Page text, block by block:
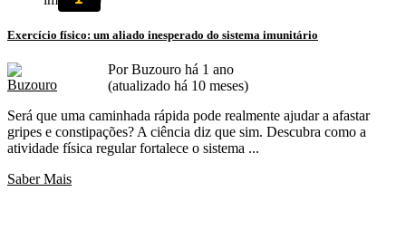
Exercício físico: um aliado inesperado do sistema imunitário
Por Buzouro há 1 ano
(atualizado há 10 meses)
Será que uma caminhada rápida pode realmente ajudar a afastar
gripes e constipações? A ciência diz que sim. Descubra como a
atividade física regular fortalece o sistema ...
Saber Mais